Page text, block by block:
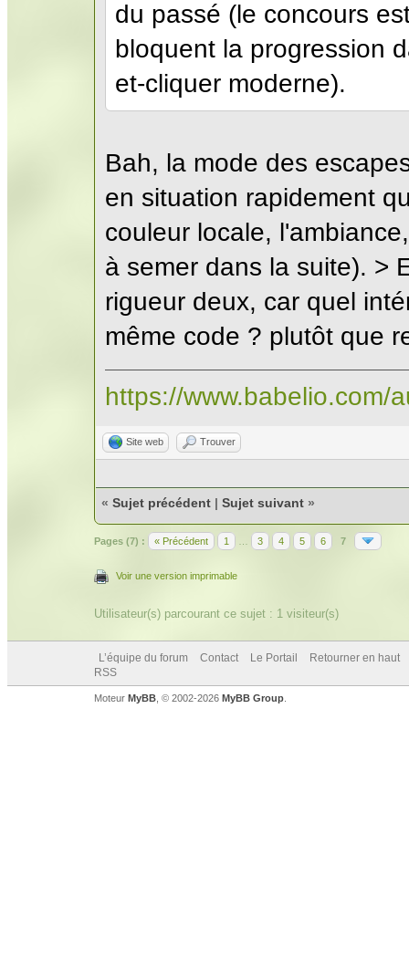
du passé (le concours
bloquent la progression
et-cliquer moderne).
Bah, la mode des
en situation rapidement
couleur locale,
à semer dans la suite). >
rigueur deux, car quel
même code ? plutôt que
https://www.babelio.com/
Site web Trouver
« Sujet précédent | Sujet suivant »
Pages (7) : « Précédent 1 3 4 5 6 7
Voir une version imprimable
Utilisateur(s) parcourant ce sujet : 1 visiteur(s)
L’équipe du forum Contact Le Portail
Retourner en haut
RSS
Moteur MyBB , © 2002-2026 MyBB Group